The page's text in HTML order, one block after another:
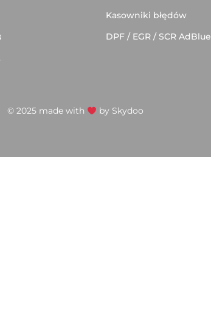
Kasowniki błędów
DPF / EGR / SCR AdBlue
© 2025 made with by Skydoo